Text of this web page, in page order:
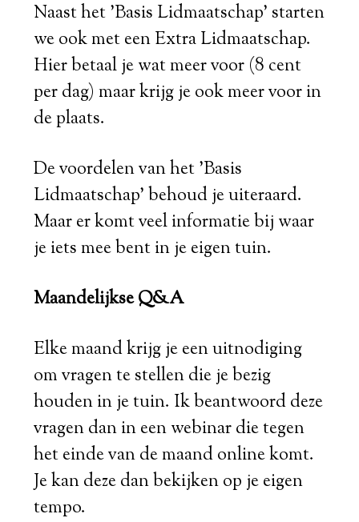
Naast het 'Basis Lidmaatschap' starten
we ook met een Extra Lidmaatschap.
Hier betaal je wat meer voor (8 cent
per dag) maar krijg je ook meer voor in
de plaats.
De voordelen van het 'Basis
Lidmaatschap' behoud je uiteraard.
Maar er komt veel informatie bij waar
je iets mee bent in je eigen tuin.
Maandelijkse Q&A
Elke maand krijg je een uitnodiging
om vragen te stellen die je bezig
houden in je tuin. Ik beantwoord deze
vragen dan in een webinar die tegen
het einde van de maand online komt.
Je kan deze dan bekijken op je eigen
tempo.